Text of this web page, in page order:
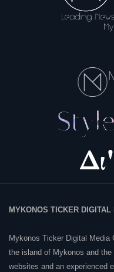
MYKONOS TICKER DIGITAL
Mykonos Ticker Digital Media
the island of Mykonos and
websites and an experienced